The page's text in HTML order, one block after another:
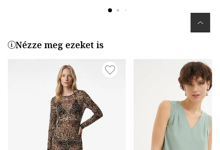
Nézze meg ezeket is